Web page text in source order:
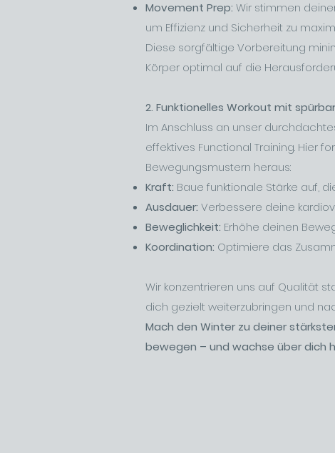
Movement Prep: Wir stimmen
um Effizienz und Sicherheit zu
Diese sorgfältige Vorbereitung
Körper optimal auf die
2. Funktionelles Workout mit
Im Anschluss an unser
effektives Functional Training. Hier
Bewegungsmustern heraus:
Kraft: Baue funktionale Stärke auf,
Ausdauer: Verbessere deine
Beweglichkeit: Erhöhe deinen
Koordination: Optimiere das
Wir konzentrieren uns auf Qualität
dich gezielt weiterzubringen und
Mach den Winter zu deiner
bewegen – und wachse über dich